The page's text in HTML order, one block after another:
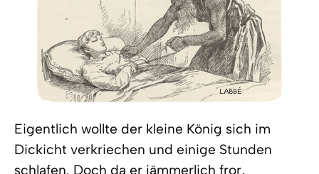
Eigentlich wollte der kleine König sich im
Dickicht verkriechen und einige Stunden
schlafen. Doch da er jämmerlich fror,